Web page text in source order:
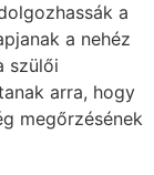
a
a nehéz
szülői
arra, hogy
megőrzésének